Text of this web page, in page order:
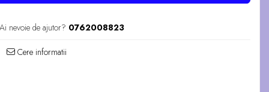
nevoie de ajutor? 0762008823
Cere informatii